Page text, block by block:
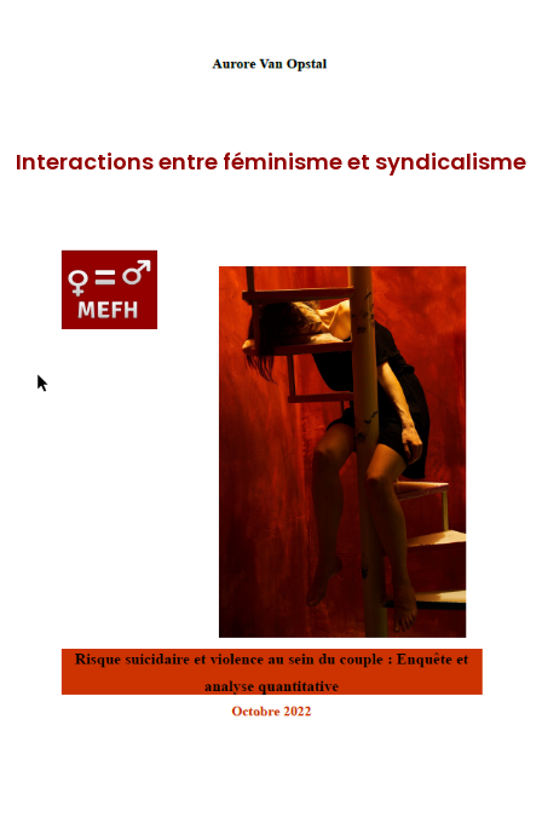
Interactions entre féminisme et syndicalisme